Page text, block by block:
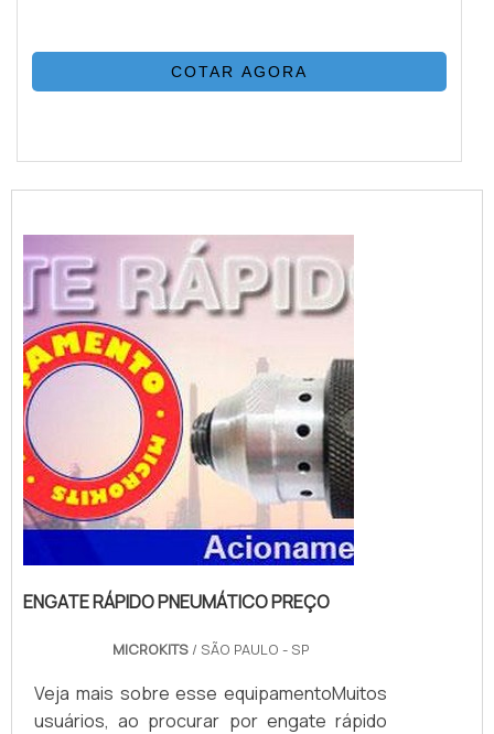
COTAR AGORA
ENGATE RÁPIDO PNEUMÁTICO PREÇO
MICROKITS / SÃO PAULO - SP
Veja mais sobre esse equipamentoMuitos
usuários, ao procurar por engate rápido